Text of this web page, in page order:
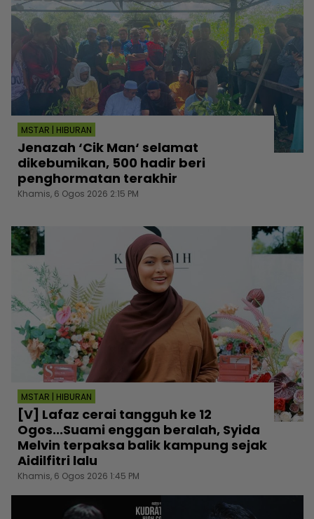
MSTAR | HIBURAN
Jenazah ‘Cik Man‘ selamat
dikebumikan, 500 hadir beri
penghormatan terakhir
Khamis, 6 Ogos 2026 2:15 PM
MSTAR | HIBURAN
[V] Lafaz cerai tangguh ke 12
Ogos...Suami enggan beralah, Syida
Melvin terpaksa balik kampung sejak
Aidilfitri lalu
Khamis, 6 Ogos 2026 1:45 PM